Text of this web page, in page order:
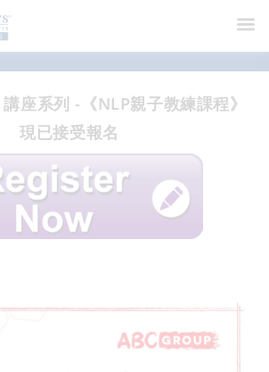
座系列 -《NLP親子教練課程》
現已接受報名